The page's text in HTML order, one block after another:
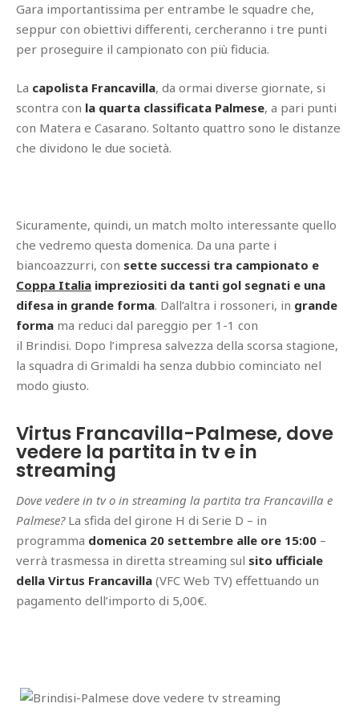
Gara importantissima per entrambe le squadre che,
seppur con obiettivi differenti, cercheranno i tre punti
per proseguire il campionato con più fiducia.
La capolista Francavilla, da ormai diverse giornate, si
scontra con la quarta classificata Palmese, a pari punti
con Matera e Casarano. Soltanto quattro sono le distanze
che dividono le due società.
Sicuramente, quindi, un match molto interessante quello
che vedremo questa domenica. Da una parte i
biancoazzurri, con sette successi tra campionato e
Coppa Italia impreziositi da tanti gol segnati e una
difesa in grande forma. Dall’altra i rossoneri, in grande
forma ma reduci dal pareggio per 1-1 con
il Brindisi. Dopo l’impresa salvezza della scorsa stagione,
la squadra di Grimaldi ha senza dubbio cominciato nel
modo giusto.
Virtus Francavilla-Palmese, dove
vedere la partita in tv e in
streaming
Dove vedere in tv o in streaming la partita tra Francavilla e
Palmese?La sfida del girone H di Serie D – in
programma domenica 20 settembre alle ore 15:00 –
verrà trasmessa in diretta streaming sul sito ufficiale
della Virtus Francavilla (VFC Web TV) effettuando un
pagamento dell’importo di 5,00€.